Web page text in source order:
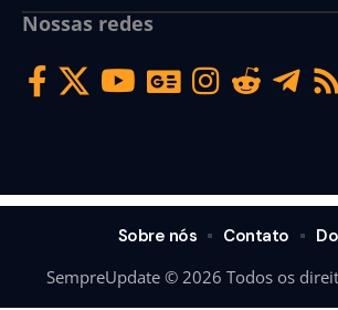
Nossas redes
SempreUpdate © 2026 Todos os
Sobre nós Contato